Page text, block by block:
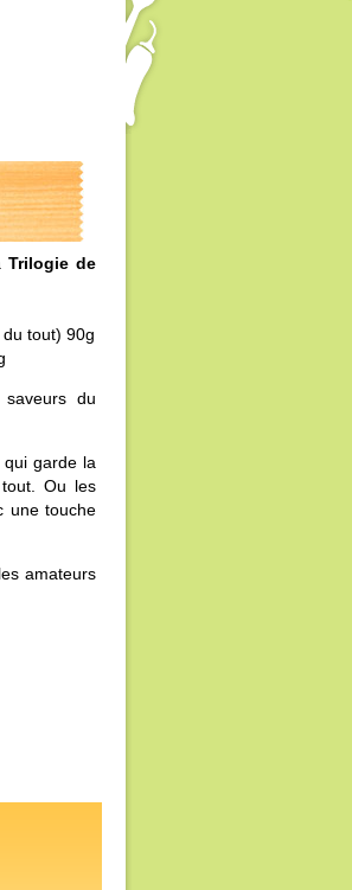
Trilogie de
tout) 90g
du
garde la
Ou les
une touche
amateurs